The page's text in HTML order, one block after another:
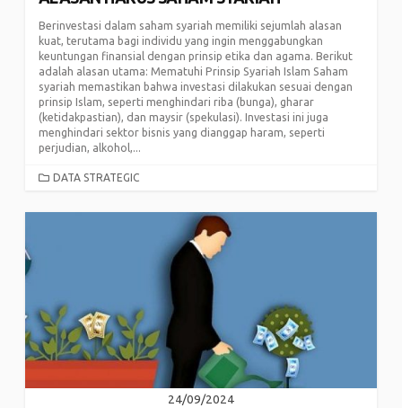
Berinvestasi dalam saham syariah memiliki sejumlah alasan
kuat, terutama bagi individu yang ingin menggabungkan
keuntungan finansial dengan prinsip etika dan agama. Berikut
adalah alasan utama: Mematuhi Prinsip Syariah Islam Saham
syariah memastikan bahwa investasi dilakukan sesuai dengan
prinsip Islam, seperti menghindari riba (bunga), gharar
(ketidakpastian), dan maysir (spekulasi). Investasi ini juga
menghindari sektor bisnis yang dianggap haram, seperti
perjudian, alkohol,...
CATEGORIES
DATA STRATEGIC
24/09/2024